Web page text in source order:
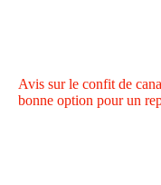
Avis sur le confit de
bonne option pour un